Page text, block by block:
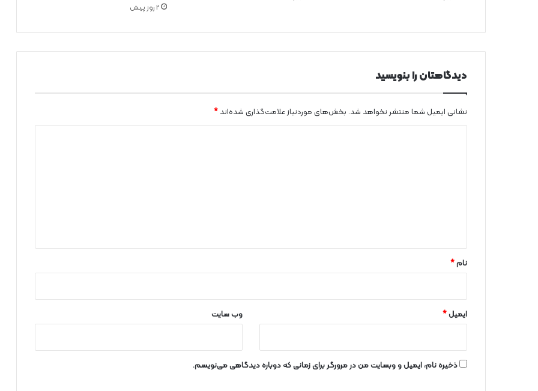
2 روز پیش
دیدگاهتان را بنویسید
نشانی ایمیل شما منتشر نخواهد شد. بخش‌های موردنیاز علامت‌گذاری شده‌اند *
نام*
ایمیل* وب‌ سایت
ذخیره نام، ایمیل و وبسایت من در مرورگر برای زمانی که دوباره دیدگاهی می‌نویسم.